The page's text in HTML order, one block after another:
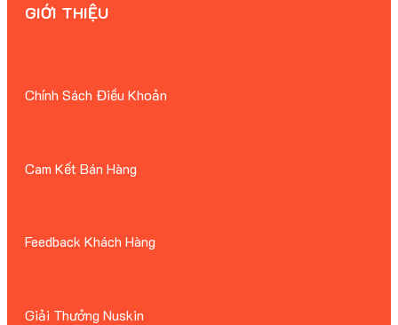
GIỚI THIỆU
Chính Sách Điều Khoản
Cam Kết Bán Hàng
Feedback Khách Hàng
Giải Thưởng Nuskin